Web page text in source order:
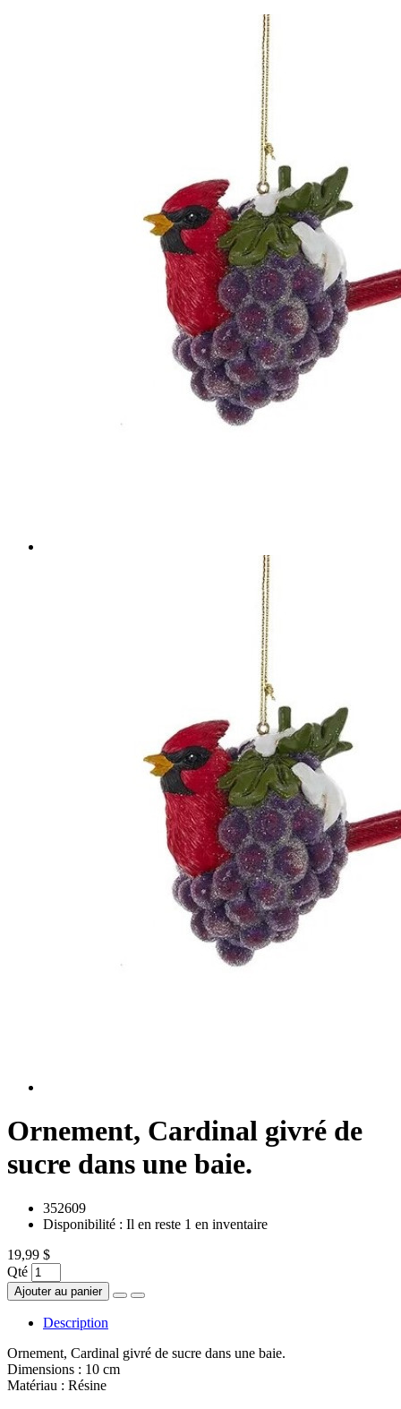
Ornement, Cardinal givré de
sucre dans une baie.
352609
Disponibilité : Il en reste 1 en inventaire
19,99 $
Qté
Ajouter au panier
Description
Ornement, Cardinal givré de sucre dans une baie.
Dimensions : 10 cm
Matériau : Résine